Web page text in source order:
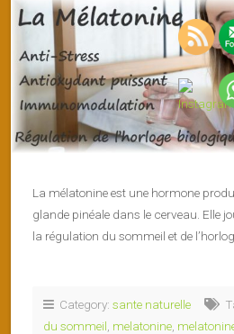
La mélatonine est une hormone
glande pinéale dans le cerveau. Elle
la régulation du sommeil et de
Category: sante naturelle
du sommeil melatonine